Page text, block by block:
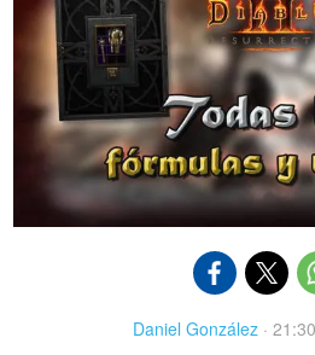
Daniel González ·